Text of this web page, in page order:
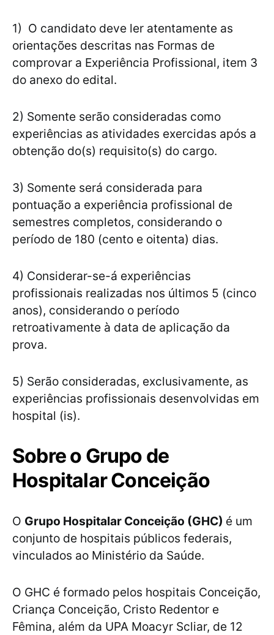
1) O candidato deve ler atentamente as
orientações descritas nas Formas de
comprovar a Experiência Profissional, item 3
do anexo do edital.
2) Somente serão consideradas como
experiências as atividades exercidas após a
obtenção do(s) requisito(s) do cargo.
3) Somente será considerada para
pontuação a experiência profissional de
semestres completos, considerando o
período de 180 (cento e oitenta) dias.
4) Considerar-se-á experiências
profissionais realizadas nos últimos 5 (cinco
anos), considerando o período
retroativamente à data de aplicação da
prova.
5) Serão consideradas, exclusivamente, as
experiências profissionais desenvolvidas em
hospital (is).
Sobre o Grupo de
Hospitalar Conceição
O Grupo Hospitalar Conceição (GHC) é um
conjunto de hospitais públicos federais,
vinculados ao Ministério da Saúde.
O GHC é formado pelos hospitais Conceição,
Criança Conceição, Cristo Redentor e
Fêmina, além da UPA Moacyr Scliar, de 12